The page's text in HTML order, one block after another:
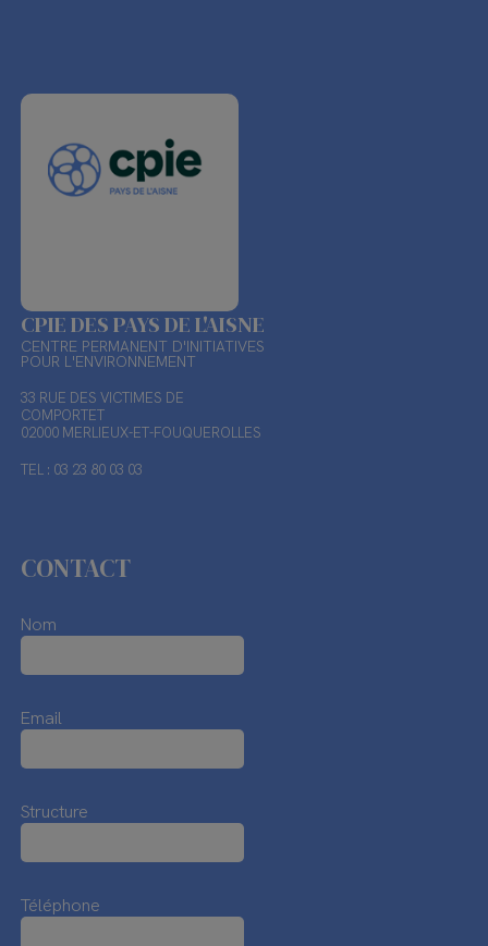
CPIE DES PAYS DE L'AISNE
CENTRE PERMANENT D'INITIATIVES
POUR L'ENVIRONNEMENT
33 RUE DES VICTIMES DE
COMPORTET
02000 MERLIEUX-ET-FOUQUEROLLES
TEL : 03 23 80 03 03
CONTACT
Nom
Email
Structure
Téléphone